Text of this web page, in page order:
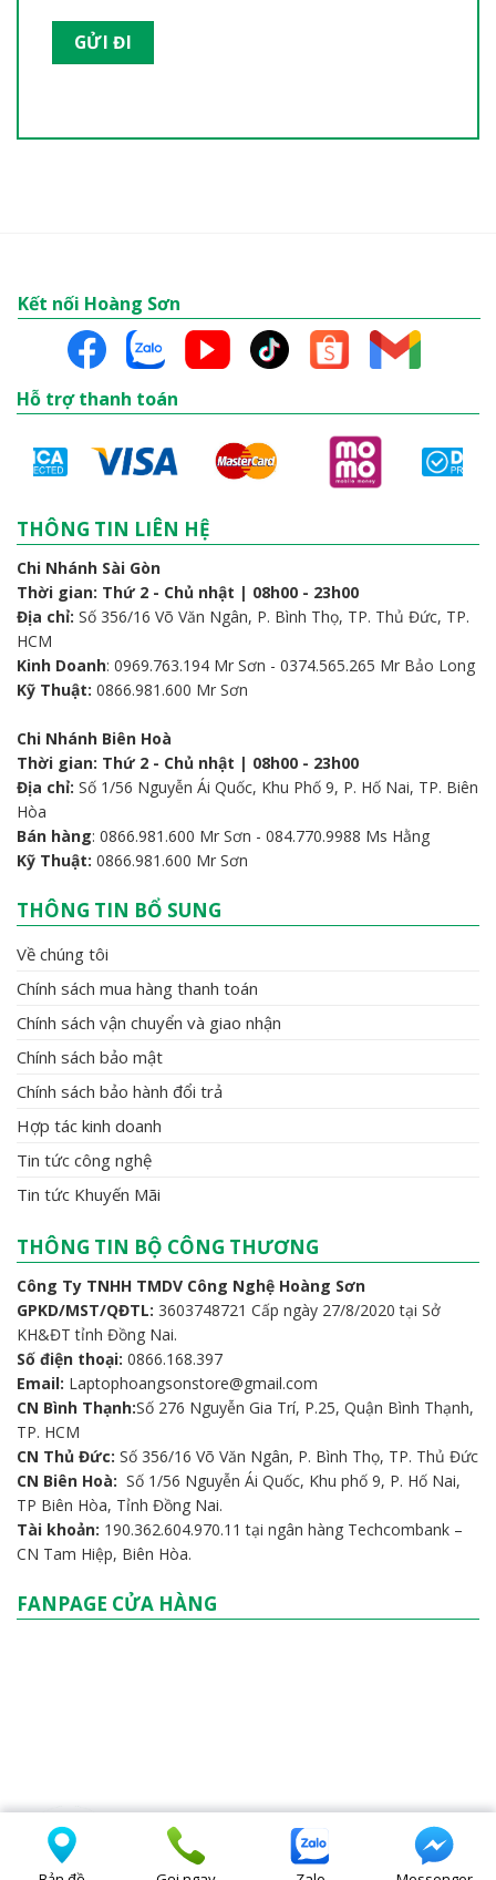
Kết nối Hoàng Sơn
Hỗ trợ thanh toán
THÔNG TIN LIÊN HỆ
Chi Nhánh Sài Gòn
Thời gian: Thứ 2 - Chủ nhật | 08h00 - 23h00
Địa chỉ: Số 356/16 Võ Văn Ngân, P. Bình Thọ, TP. Thủ Đức, TP.
HCM
Kinh Doanh: 0969.763.194 Mr Sơn - 0374.565.265 Mr Bảo Long
Kỹ Thuật: 0866.981.600 Mr Sơn
Chi Nhánh Biên Hoà
Thời gian: Thứ 2 - Chủ nhật | 08h00 - 23h00
Địa chỉ: Số 1/56 Nguyễn Ái Quốc, Khu Phố 9, P. Hố Nai, TP. Biên
Hòa
Bán hàng: 0866.981.600 Mr Sơn - 084.770.9988 Ms Hằng
Kỹ Thuật: 0866.981.600 Mr Sơn
THÔNG TIN BỔ SUNG
Về chúng tôi
Chính sách mua hàng thanh toán
Chính sách vận chuyển và giao nhận
Chính sách bảo mật
Chính sách bảo hành đổi trả
Hợp tác kinh doanh
Tin tức công nghệ
Tin tức Khuyến Mãi
THÔNG TIN BỘ CÔNG THƯƠNG
Công Ty TNHH TMDV Công Nghệ Hoàng Sơn
GPKD/MST/QĐTL: 3603748721 Cấp ngày 27/8/2020 tại Sở
KH&ĐT tỉnh Đồng Nai.
Số điện thoại: 0866.168.397
Email: Laptophoangsonstore@gmail.com
CN Bình Thạnh:Số 276 Nguyễn Gia Trí, P.25, Quận Bình Thạnh,
TP. HCM
CN Thủ Đức: Số 356/16 Võ Văn Ngân, P. Bình Thọ, TP. Thủ Đức
CN Biên Hoà: Số 1/56 Nguyễn Ái Quốc, Khu phố 9, P. Hố Nai,
TP Biên Hòa, Tỉnh Đồng Nai.
Tài khoản: 190.362.604.970.11 tại ngân hàng Techcombank –
CN Tam Hiệp, Biên Hòa.
FANPAGE CỬA HÀNG